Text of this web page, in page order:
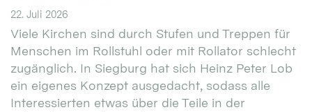
22. Juli 2026
Viele Kirchen sind durch Stufen und Treppen für
Menschen im Rollstuhl oder mit Rollator schlecht
zugänglich. In Siegburg hat sich Heinz Peter Lob
ein eigenes Konzept ausgedacht, sodass alle
Interessierten etwas über die Teile in der